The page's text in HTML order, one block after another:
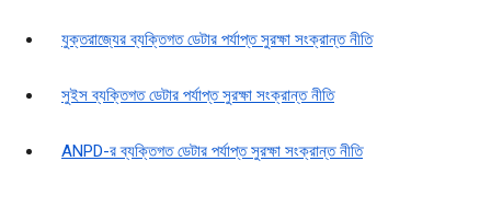
যুক্তরাজ্যের ব্যক্তিগত ডেটার পর্যাপ্ত সুরক্ষা সংক্রান্ত নীতি
সুইস ব্যক্তিগত ডেটার পর্যাপ্ত সুরক্ষা সংক্রান্ত নীতি
ANPD-র ব্যক্তিগত ডেটার পর্যাপ্ত সুরক্ষা সংক্রান্ত নীতি